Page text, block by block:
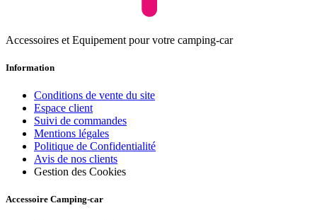
Accessoires et Equipement pour votre camping-car
Information
Conditions de vente du site
Espace client
Suivi de commandes
Mentions légales
Politique de Confidentialité
Avis de nos clients
Gestion des Cookies
Accessoire Camping-car